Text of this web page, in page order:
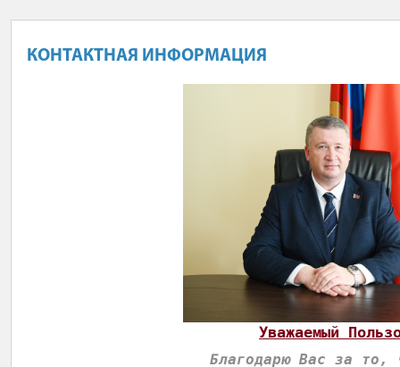
КОНТАКТНАЯ ИНФОРМАЦИЯ
Уважаемый
Благодарю Вас за то,